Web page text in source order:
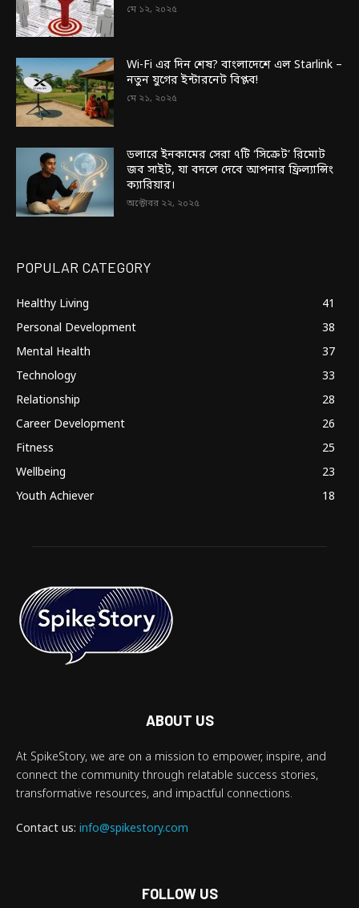
মে ১২, ২০২৫
Wi-Fi এর দিন শেষ? বাংলাদেশে এল Starlink –
নতুন যুগের ইন্টারনেট বিপ্লব!
মে ২১, ২০২৫
ডলারে ইনকামের সেরা ৭টি ‘সিক্রেট’ রিমোট
জব সাইট, যা বদলে দেবে আপনার ফ্রিল্যান্সিং
ক্যারিয়ার।
অক্টোবর ২২, ২০২৫
POPULAR CATEGORY
Healthy Living
41
Personal Development
38
Mental Health
37
Technology
33
Relationship
28
Career Development
26
Fitness
25
Wellbeing
23
Youth Achiever
18
ABOUT US
At SpikeStory, we are on a mission to empower, inspire, and
connect the community through relatable success stories,
transformative resources, and impactful connections.
Contact us: info@spikestory.com
FOLLOW US